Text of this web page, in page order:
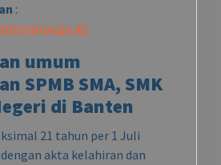
:
umum
SPMB SMA, SMK
di Banten
21 tahun per 1 Juli
akta kelahiran dan